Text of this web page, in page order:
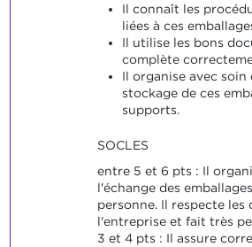
Il connaît les
liées à ces
Il utilise les bons
complète
Il organise avec
stockage de ces
supports.
SOCLES
entre 5 et 6 pts : Il
l'échange des
personne. Il respecte les
l'entreprise et fait très
3 et 4 pts : Il assure